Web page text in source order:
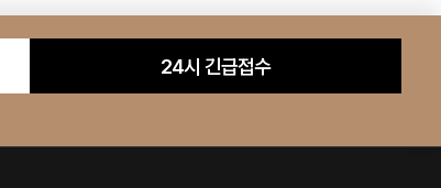
24시 긴급접수